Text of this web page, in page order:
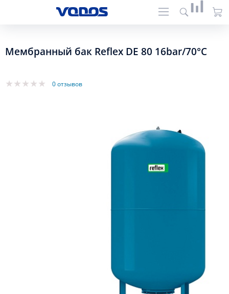
Мембранный бак Reflex DE 80 16bar/70°C
0 отзывов